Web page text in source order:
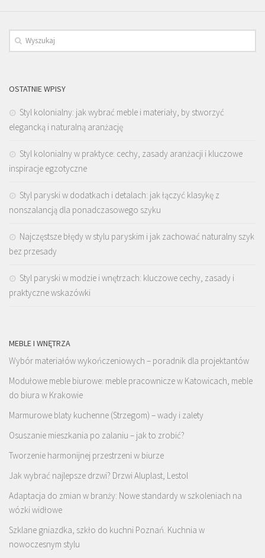
OSTATNIE WPISY
Styl kolonialny: jak wybrać meble i materiały, by stworzyć
elegancką i naturalną aranżację
Styl kolonialny w praktyce: cechy, zasady aranżacji i kluczowe
inspiracje egzotyczne
Styl paryski w dodatkach i detalach: jak łączyć klasykę z
nonszalancją dla ponadczasowego szyku
Najczęstsze błędy w stylu paryskim i jak zachować naturalny szyk
bez przesady
Styl paryski w modzie i wnętrzach: kluczowe cechy, zasady i
praktyczne wskazówki
MEBLE I WNĘTRZA
Wybór materiałów wykończeniowych – poradnik dla projektantów
Modułowe meble biurowe: meble pracownicze w Katowicach, meble
do biura w Krakowie
Marmurowe blaty kuchenne (Strzegom) – wady i zalety
Osuszanie mieszkania po zalaniu – jak to zrobić?
Tworzenie harmonijnej przestrzeni w biurze
Jak wybrać najlepsze drzwi? Drzwi Aluplast, Lestol
Adaptacja do zmian w branży: Nowe standardy w szkoleniach na
wózki widłowe
Szklane gniazdka, szkło do kuchni Poznań. Kuchnia w
nowoczesnym stylu